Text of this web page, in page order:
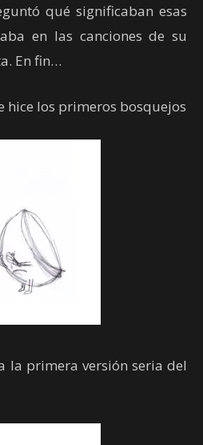
qué significaban esas
en las canciones de su
En fin…
hice los primeros bosquejos
la primera versión seria del